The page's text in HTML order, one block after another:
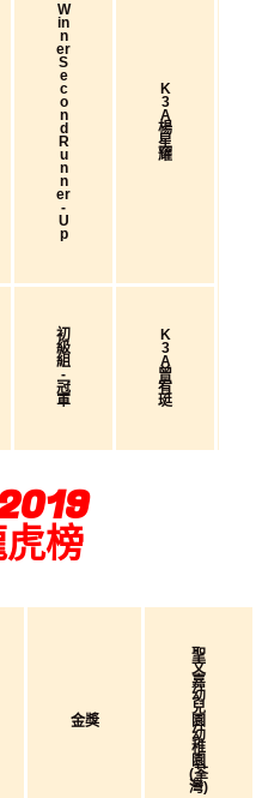
W
In
N
Er
S
E
C
O
N
D
R
U
N
N
Er
-
U
P
K
3
A
楊
星
耀
初
級
組
-
冠
軍
K
3
A
曾
宥
珽
榜
金獎
聖
文
嘉
幼
兒
園
幼
稚
園
(荃
灣)